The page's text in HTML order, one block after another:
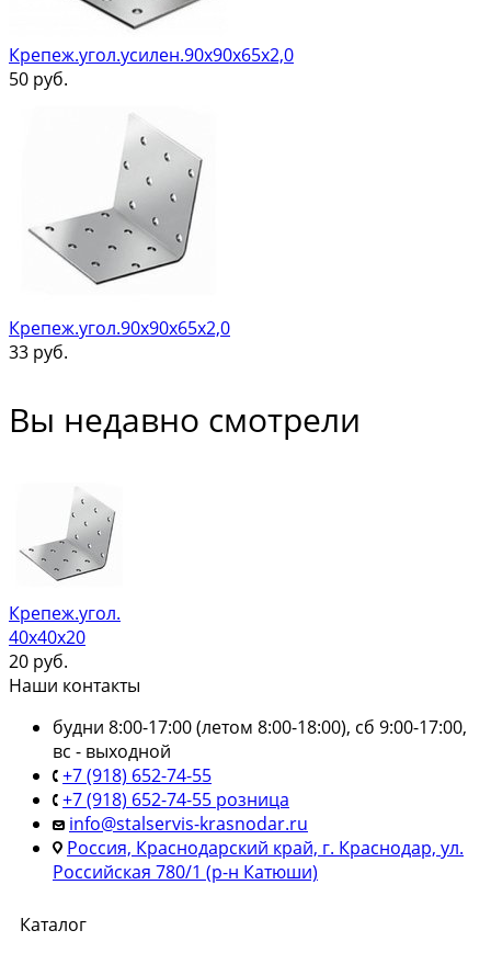
Крепеж.угол.усилен.90х90х65х2,0
50 руб.
Крепеж.угол.90х90х65х2,0
33 руб.
Вы недавно смотрели
Крепеж.угол.
40х40х20
20 руб.
Наши контакты
будни 8:00-17:00 (летом 8:00-18:00), сб 9:00-17:00,
вс - выходной
+7 (918) 652-74-55
+7 (918) 652-74-55 розница
info@stalservis-krasnodar.ru
Россия, Краснодарский край, г. Краснодар, ул.
Российская 780/1 (р-н Катюши)
Каталог